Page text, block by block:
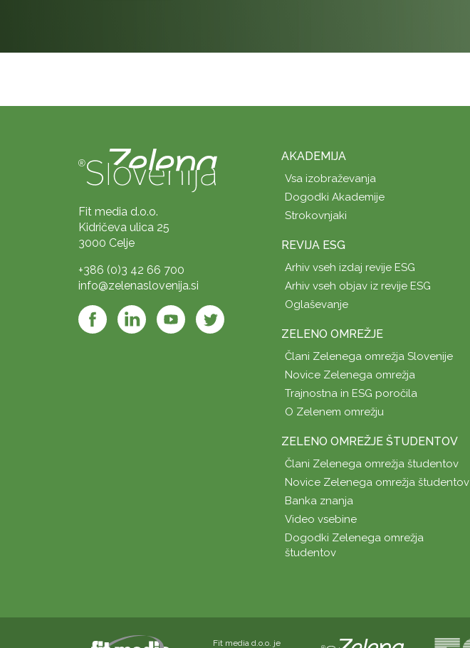
Fit media d.o.o.
Kidričeva ulica 25
3000 Celje
+386 (0)3 42 66 700
info@zelenaslovenija.si
AKADEMIJA
Vsa izobraževanja
Dogodki Akademije
Strokovnjaki
REVIJA ESG
Arhiv vseh izdaj revije ESG
Arhiv vseh objav iz revije ESG
Oglaševanje
ZELENO OMREŽJE
Člani Zelenega omrežja Slovenije
Novice Zelenega omrežja
Trajnostna in ESG poročila
O Zelenem omrežju
ZELENO OMREŽJE ŠTUDENTOV
Člani Zelenega omrežja študentov
Novice Zelenega omrežja študentov
Banka znanja
Video vsebine
Dogodki Zelenega omrežja
študentov
Fit media d.o.o. je